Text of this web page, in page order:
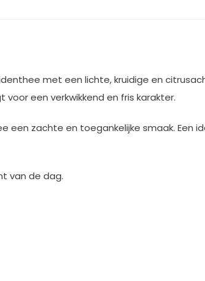
met een lichte, kruidige en
een verkwikkend en fris karakter.
zachte en toegankelijke smaak. Een
van de dag.